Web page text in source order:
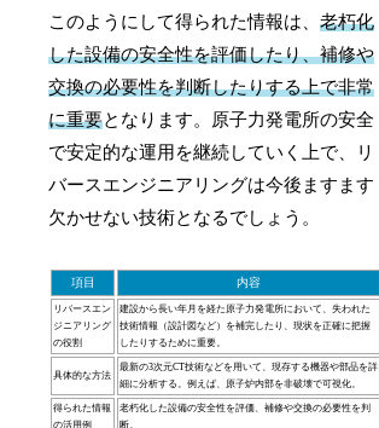
このようにして得られた情報は、老朽化
した設備の安全性を評価したり、補修や
交換の必要性を判断したりする上で非常
に重要となります。原子力発電所の安全
で安定的な運用を継続していく上で、リ
バースエンジニアリングは今後ますます
欠かせない技術となるでしょう。
項目 内容
リバースエン
ジニアリング
の役割
建設から長い年月を経た原子力発電所において、失われた
技術情報（設計図など）を補完したり、現状を正確に把握
したりするために重要。
具体的な方法
最新の3次元CT技術などを用いて、現存する機器や部品を詳
細に分析する。例えば、原子炉内部を非破壊で可視化。
得られた情報
の活用例
老朽化した設備の安全性を評価、補修や交換の必要性を判
断。